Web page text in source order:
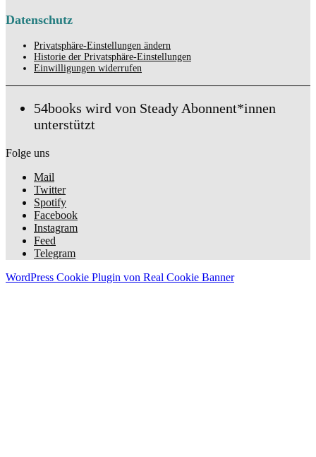
Datenschutz
Privatsphäre-Einstellungen ändern
Historie der Privatsphäre-Einstellungen
Einwilligungen widerrufen
54books wird von Steady Abonnent*innen
unterstützt
Folge uns
Mail
Twitter
Spotify
Facebook
Instagram
Feed
Telegram
WordPress Cookie Plugin von Real Cookie Banner